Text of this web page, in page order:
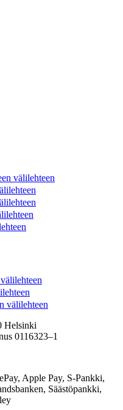
välilehteen
välilehteen
Helsinki
0116323–1
Apple Pay, S-Pankki,
Säästöpankki,